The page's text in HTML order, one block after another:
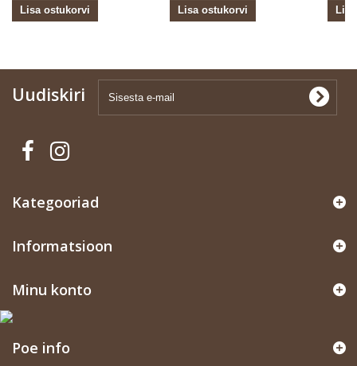
Lisa ostukorvi Lisa ostukorvi
Uudiskiri
Kategooriad
Informatsioon
Minu konto
Poe info